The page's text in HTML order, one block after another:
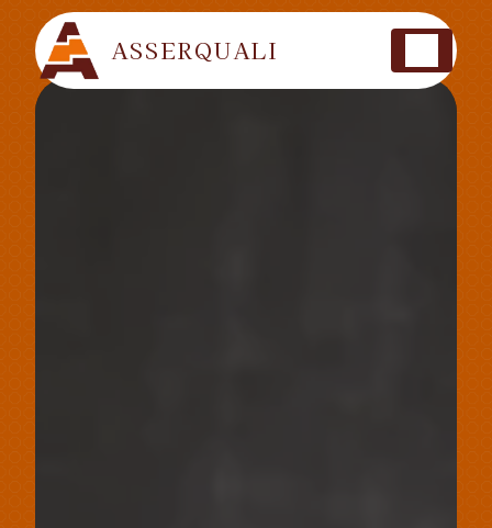
ASSERQUALI
Panneau de gestion des cookies